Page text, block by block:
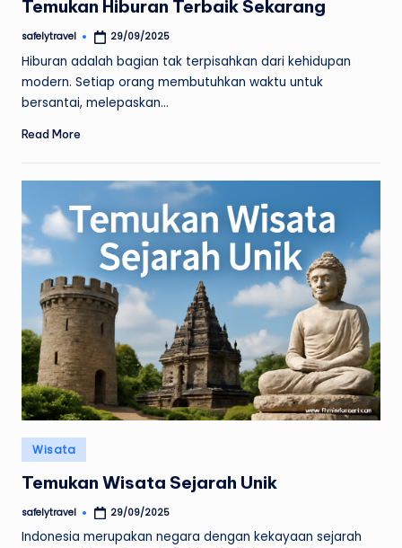
Temukan Hiburan Terbaik Sekarang
Posted
safelytravel 29/09/2025
Hiburan adalah bagian tak terpisahkan dari kehidupan
modern. Setiap orang membutuhkan waktu untuk
bersantai, melepaskan…
Read More
Posted
in
Wisata
Temukan Wisata Sejarah Unik
Posted
safelytravel 29/09/2025
Indonesia merupakan negara dengan kekayaan sejarah